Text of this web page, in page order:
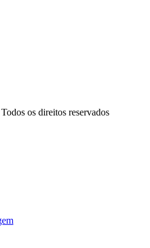
os direitos reservados